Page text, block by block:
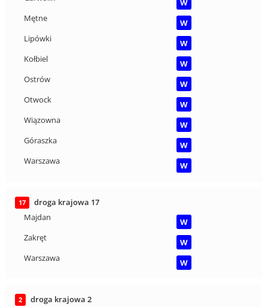
Mętne
W
Lipówki
W
Kołbiel
W
Ostrów
W
Otwock
W
Wiązowna
W
Góraszka
W
Warszawa
W
17
droga krajowa 17
Majdan
W
Zakręt
W
Warszawa
W
2
droga krajowa 2